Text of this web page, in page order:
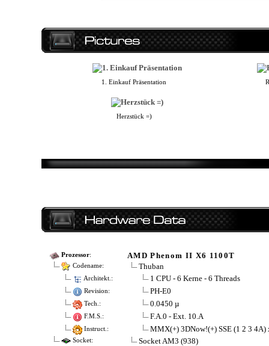
1. Einkauf Präsentation
Herzstück =)
Prozessor: AMD Phenom II X6 1100T
Codename: Thuban
Architekt.: 1 CPU - 6 Kerne - 6 Threads
Revision: PH-E0
Tech.: 0.0450 µ
F.M.S.: F.A.0 - Ext. 10.A
Instruct.: MMX(+) 3DNow!(+) SSE (1 2 3
Socket: Socket AM3 (938)